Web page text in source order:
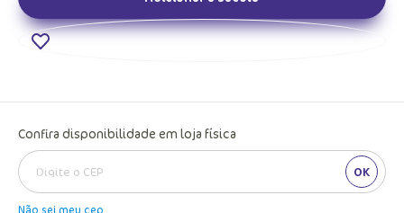
Confira disponibilidade em loja física
OK
Não sei meu cep